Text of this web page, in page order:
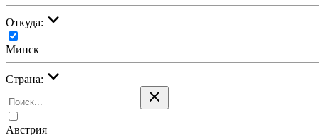
Откуда:
Минск
Страна:
Австрия